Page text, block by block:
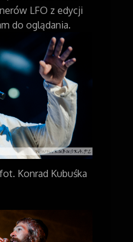
LFO z edycji
do oglądania.
Konrad Kubuśka